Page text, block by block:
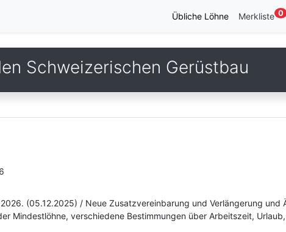
Übliche Löhne Merkliste 0
Schweizerischen Gerüstbau
(05.12.2025) / Neue Zusatzvereinbarung und Verlängerung und
Mindestlöhne, verschiedene Bestimmungen über Arbeitszeit,